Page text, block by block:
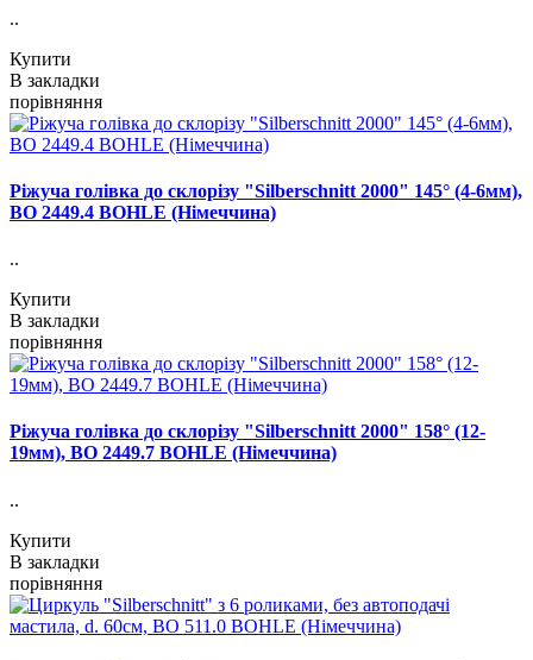
..
Купити
В закладки
порівняння
Ріжуча голівка до склорізу "Silberschnitt 2000" 145° (4-6мм),
ВО 2449.4 BOHLE (Німеччина)
..
Купити
В закладки
порівняння
Ріжуча голівка до склорізу "Silberschnitt 2000" 158° (12-
19мм), ВО 2449.7 BOHLE (Німеччина)
..
Купити
В закладки
порівняння